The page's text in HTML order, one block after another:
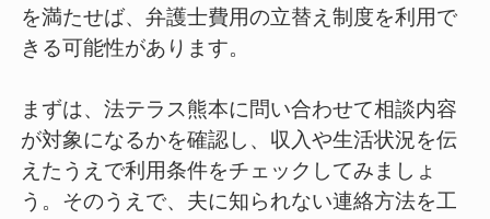
を満たせば、弁護士費用の立替え制度を利用で
きる可能性があります。
まずは、法テラス熊本に問い合わせて相談内容
が対象になるかを確認し、収入や生活状況を伝
えたうえで利用条件をチェックしてみましょ
う。そのうえで、夫に知られない連絡方法を工